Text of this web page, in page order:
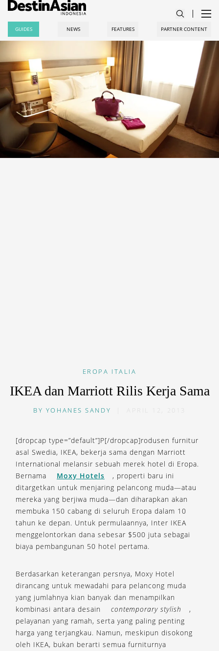
GUIDES NEWS FEATURES PARTNER CONTENT
EROPA ITALIA
IKEA dan Marriott Rilis Kerja Sama
BY YOHANES SANDY APRIL 12, 2013
[dropcap type=”default”]P[/dropcap]rodusen furnitur
asal Swedia, IKEA, bekerja sama dengan Marriott
International melansir sebuah merek hotel di Eropa.
Bernama
Moxy Hotels
, properti baru ini
ditargetkan untuk menjaring pelancong muda—atau
mereka yang berjiwa muda—dan diharapkan akan
membuka 150 cabang di seluruh Eropa dalam 10
tahun ke depan. Untuk permulaannya, Inter IKEA
menggelontorkan dana sebesar $500 juta sebagai
biaya pembangunan 50 hotel pertama.
Berdasarkan keterangan persnya, Moxy Hotel
dirancang untuk mewadahi para pelancong muda
yang jumlahnya kian banyak dan menampilkan
kombinasi antara desain
contemporary stylish
,
pelayanan yang ramah, serta yang paling penting
harga yang terjangkau. Namun, meskipun disokong
oleh IKEA, bukan berarti semua furniturnya